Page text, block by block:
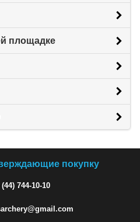
площадке
покупку
744-10-10